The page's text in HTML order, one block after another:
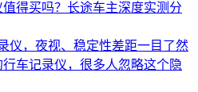
得买吗？长途车主深度实测分
仪，夜视、稳定性差距一目了然
车记录仪，很多人忽略这个隐